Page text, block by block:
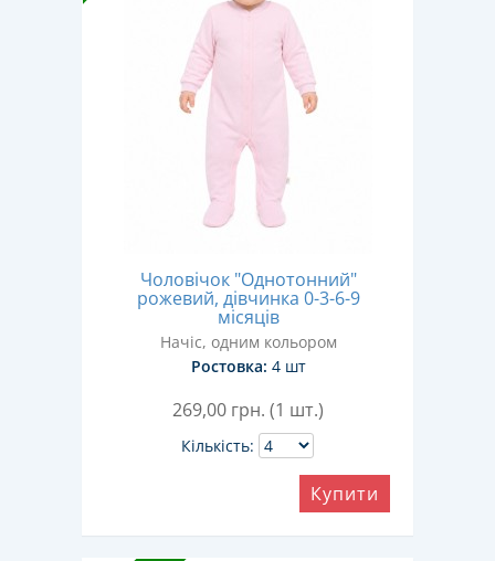
Чоловічок "Однотонний"
рожевий, дівчинка 0-3-6-9
місяців
Начіс, одним кольором
Ростовка: 4 шт
269,00 грн. (1 шт.)
Кількість:
Купити